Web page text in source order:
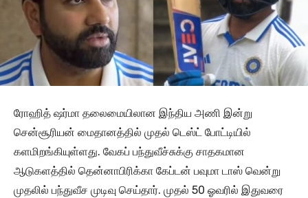
ரோஹித் ஷர்மா தலைமையிலான இந்திய அணி இன்று
சென்சூரியன் மைதானத்தில் முதல் டெஸ்ட் போட்டியில்
களமிறங்கியுள்ளது. வேகப் பந்துவீச்சுக்கு சாதகமான
ஆடுகளத்தில் தென்னாபிரிக்கா கேப்டன் பவுமா டாஸ் வென்று
முதலில் பந்துவீச முடிவு செய்தார். முதல் 50 ஓவரில் இதுவரை